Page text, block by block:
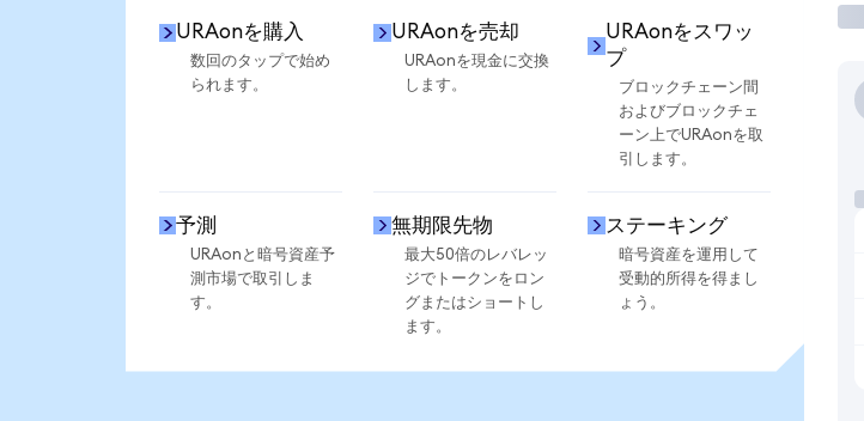
URAonを購入
数回のタップで始め
られます。
URAonを売却
URAonを現金に交換
します。
URAonをスワッ
プ
ブロックチェーン間
およびブロックチェ
ーン上でURAonを取
引します。
予測
URAonと暗号資産予
測市場で取引しま
す。
無期限先物
最大50倍のレバレッ
ジでトークンをロン
グまたはショートし
ます。
ステーキング
暗号資産を運用して
受動的所得を得まし
ょう。